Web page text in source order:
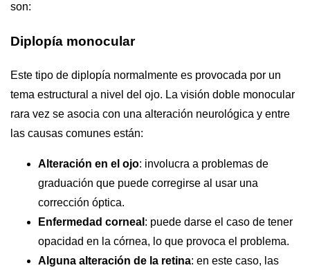
son:
Diplopía monocular
Este tipo de diplopía normalmente es provocada por un
tema estructural a nivel del ojo. La visión doble monocular
rara vez se asocia con una alteración neurológica y entre
las causas comunes están:
Alteración en el ojo: involucra a problemas de
graduación que puede corregirse al usar una
corrección óptica.
Enfermedad corneal : puede darse el caso de tener
opacidad en la córnea, lo que provoca el problema.
Alguna alteración de la retina: en este caso, las